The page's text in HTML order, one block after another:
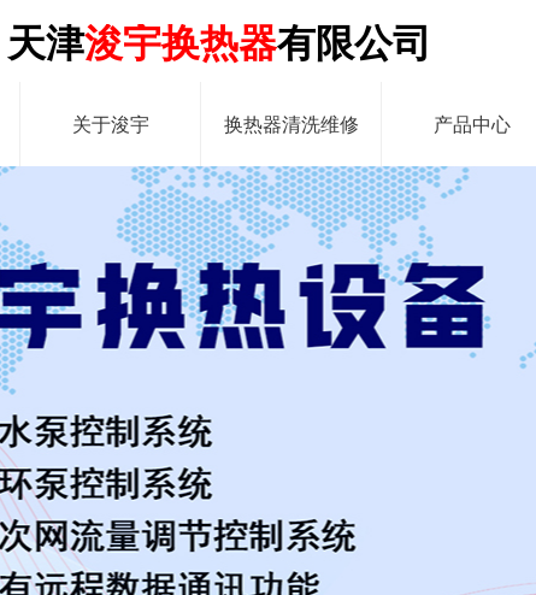
关于浚宇 换热器清洗维修 产品中心
天津浚宇换热器有限公司